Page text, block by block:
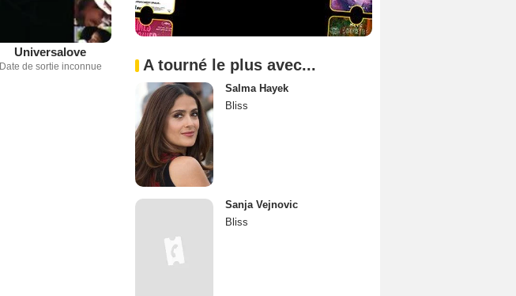
Universalove
Date de sortie inconnue A tourné le plus avec...
Salma Hayek
Bliss
Sanja Vejnovic
Bliss